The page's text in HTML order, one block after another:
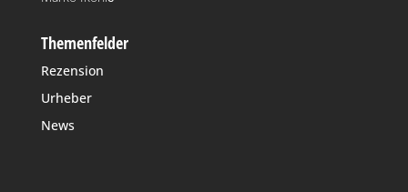
Themenfelder
Rezension
Urheber
News